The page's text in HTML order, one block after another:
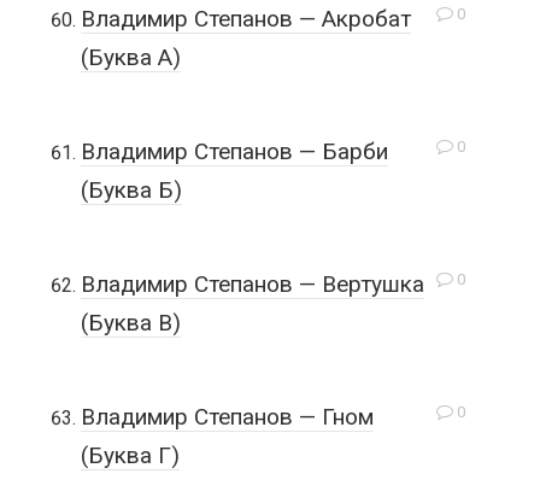
0
Владимир Степанов — Акробат
(Буква А)
0
Владимир Степанов — Барби
(Буква Б)
0
Владимир Степанов — Вертушка
(Буква В)
0
Владимир Степанов — Гном
(Буква Г)